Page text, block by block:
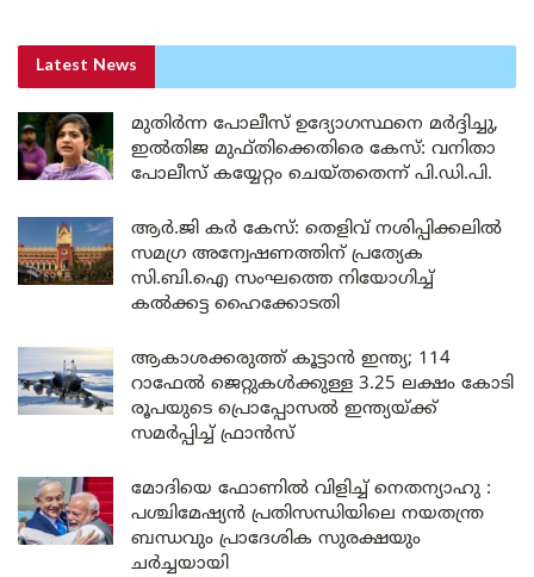
Latest News
മുതിർന്ന പോലീസ് ഉദ്യോഗസ്ഥനെ മർദ്ദിച്ചു,
ഇൽതിജ മുഫ്തിക്കെതിരെ കേസ്: വനിതാ
പോലീസ് കയ്യേറ്റം ചെയ്തതെന്ന് പി.ഡി.പി.
ആർ.ജി കർ കേസ്: തെളിവ് നശിപ്പിക്കലിൽ
സമഗ്ര അന്വേഷണത്തിന് പ്രത്യേക
സി.ബി.ഐ സംഘത്തെ നിയോഗിച്ച്
കൽക്കട്ട ഹൈക്കോടതി
ആകാശക്കരുത്ത് കൂട്ടാൻ ഇന്ത്യ; 114
റാഫേൽ ജെറ്റുകൾക്കുള്ള 3.25 ലക്ഷം കോടി
രൂപയുടെ പ്രൊപ്പോസൽ ഇന്ത്യയ്ക്ക്
സമർപ്പിച്ച് ഫ്രാൻസ്
മോദിയെ ഫോണിൽ വിളിച്ച് നെതന്യാഹു :
പശ്ചിമേഷ്യൻ പ്രതിസന്ധിയിലെ നയതന്ത്ര
ബന്ധവും പ്രാദേശിക സുരക്ഷയും
ചർച്ചയായി